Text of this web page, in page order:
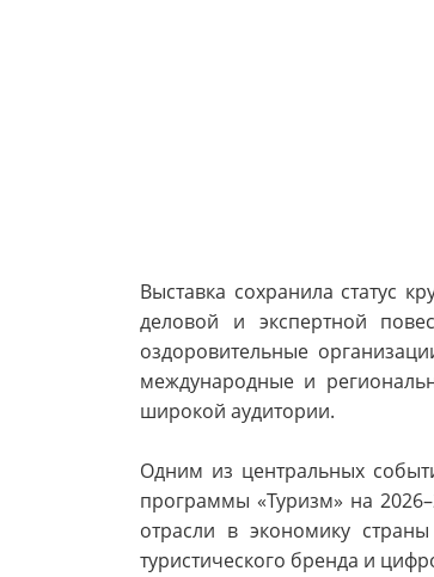
Выставка сохранила статус
деловой и экспертной
оздоровительные
международные и
широкой аудитории.
Одним из центральных
программы «Туризм» на
отрасли в экономику
туристического бренда и